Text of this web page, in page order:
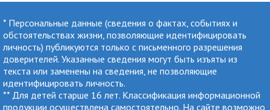
* Персональные данные (сведения о фактах, событиях и
обстоятельствах жизни, позволяющие идентифицировать
личность) публикуются только с письменного разрешения
доверителей. Указанные сведения могут быть изъяты из
текста или заменены на сведения, не позволяющие
идентифицировать личность.
** Для детей старше 16 лет. Классификация информационной
продукции осуществлена самостоятельно. На сайте возможно